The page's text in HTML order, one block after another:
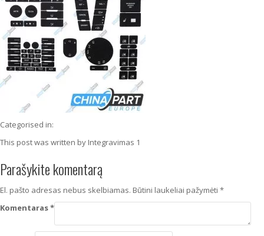
Categorised in:
This post was written by Integravimas 1
Parašykite komentarą
El. pašto adresas nebus skelbiamas. Būtini laukeliai pažymėti *
Komentaras*